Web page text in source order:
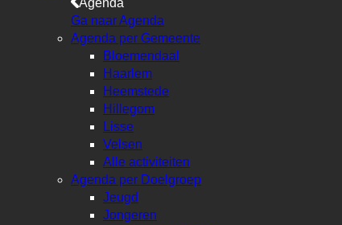
Agenda
Ga naar Agenda
Agenda per Gemeente
Bloemendaal
Haarlem
Heemstede
Hillegom
Lisse
Velsen
Alle activiteiten
Agenda per Doelgroep
Jeugd
Jongeren